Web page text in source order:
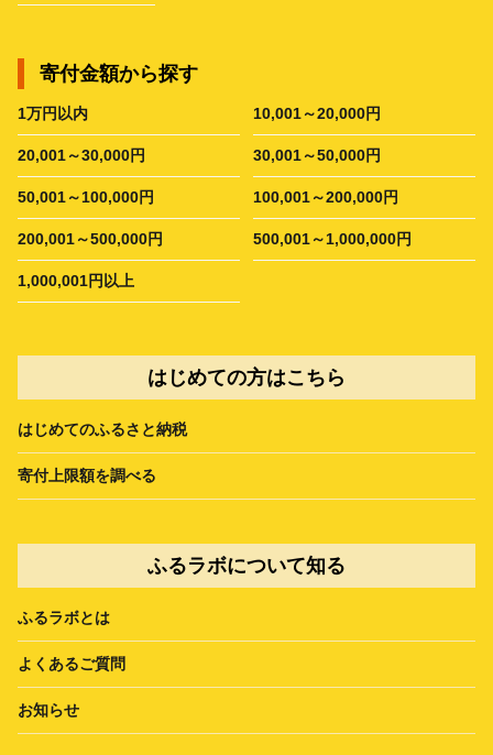
寄付金額から探す
1万円以内 10,001～20,000円
20,001～30,000円 30,001～50,000円
50,001～100,000円 100,001～200,000円
200,001～500,000円 500,001～1,000,000円
1,000,001円以上
はじめての方はこちら
はじめてのふるさと納税
寄付上限額を調べる
ふるラボについて知る
ふるラボとは
よくあるご質問
お知らせ